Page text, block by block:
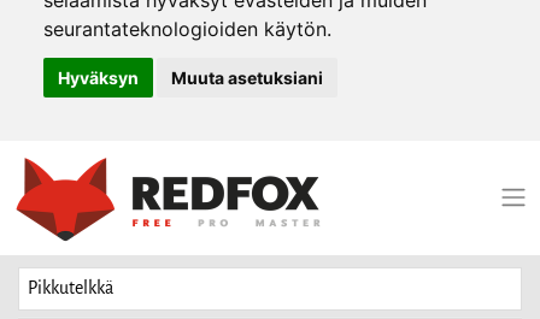
seurantateknologioiden käytön.
Hyväksyn Muuta asetuksiani